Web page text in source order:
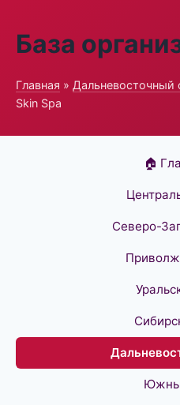
База
Главная » Дальневосточный
Skin Spa
🏠
Северо-